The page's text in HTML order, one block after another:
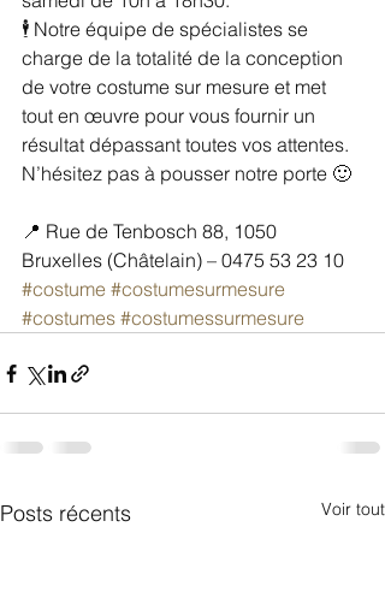
🕴 Notre équipe de spécialistes se
charge de la totalité de la conception
de votre costume sur mesure et met
tout en œuvre pour vous fournir un
résultat dépassant toutes vos attentes.
N’hésitez pas à pousser notre porte 🙂
📍 Rue de Tenbosch 88, 1050
Bruxelles (Châtelain) – 0475 53 23 10
#costume #costumesurmesure
#costumes #costumessurmesure
Posts récents Voir tout